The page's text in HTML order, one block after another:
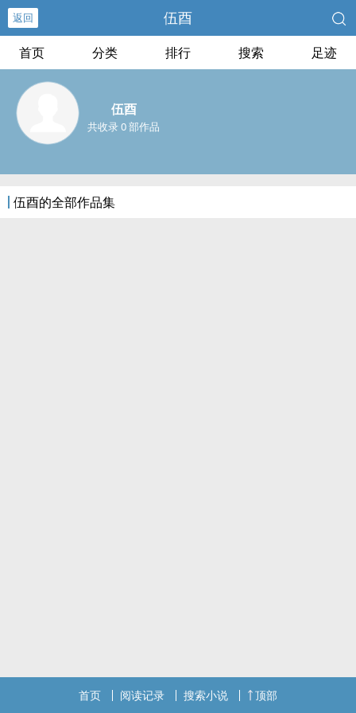
返回 伍酉
首页 分类 排行 搜索 足迹
伍酉
共收录 0 部作品
伍酉的全部作品集
首页 阅读记录 搜索小说 顶部